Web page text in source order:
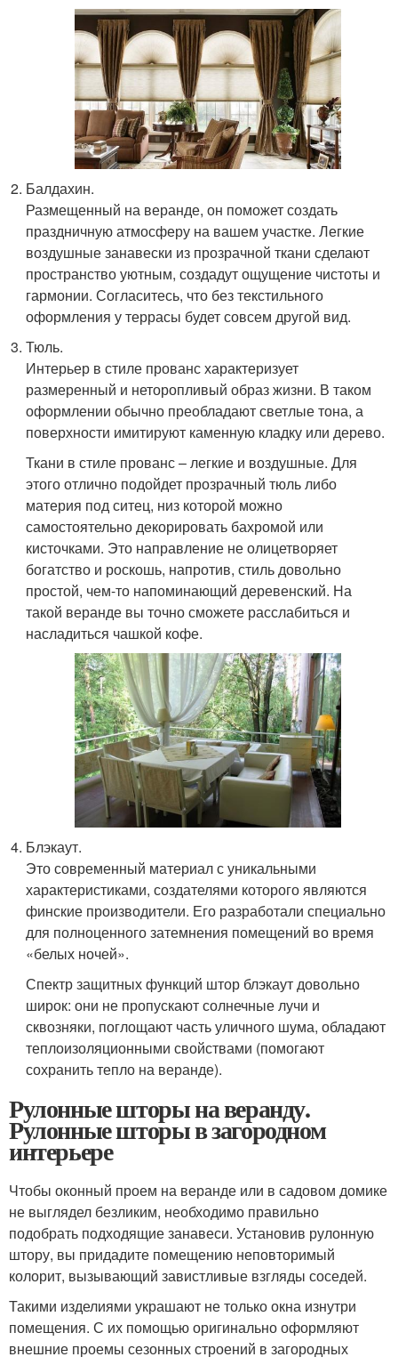
Балдахин.
Размещенный на веранде, он поможет создать
праздничную атмосферу на вашем участке. Легкие
воздушные занавески из прозрачной ткани сделают
пространство уютным, создадут ощущение чистоты и
гармонии. Согласитесь, что без текстильного
оформления у террасы будет совсем другой вид.
Тюль.
Интерьер в стиле прованс характеризует
размеренный и неторопливый образ жизни. В таком
оформлении обычно преобладают светлые тона, а
поверхности имитируют каменную кладку или дерево.
Ткани в стиле прованс – легкие и воздушные. Для
этого отлично подойдет прозрачный тюль либо
материя под ситец, низ которой можно
самостоятельно декорировать бахромой или
кисточками. Это направление не олицетворяет
богатство и роскошь, напротив, стиль довольно
простой, чем-то напоминающий деревенский. На
такой веранде вы точно сможете расслабиться и
насладиться чашкой кофе.
Блэкаут.
Это современный материал с уникальными
характеристиками, создателями которого являются
финские производители. Его разработали специально
для полноценного затемнения помещений во время
«белых ночей».
Спектр защитных функций штор блэкаут довольно
широк: они не пропускают солнечные лучи и
сквозняки, поглощают часть уличного шума, обладают
теплоизоляционными свойствами (помогают
сохранить тепло на веранде).
Рулонные шторы на веранду.
Рулонные шторы в загородном
интерьере
Чтобы оконный проем на веранде или в садовом домике
не выглядел безликим, необходимо правильно
подобрать подходящие занавеси. Установив рулонную
штору, вы придадите помещению неповторимый
колорит, вызывающий завистливые взгляды соседей.
Такими изделиями украшают не только окна изнутри
помещения. С их помощью оригинально оформляют
внешние проемы сезонных строений в загородных